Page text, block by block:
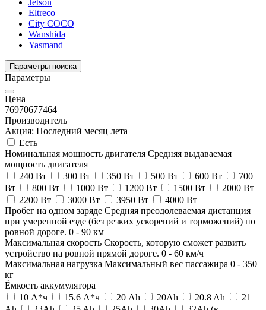
Eltreco
City COCO
Wanshida
Yasmand
Параметры поиска
Параметры
Цена
76970677464
Производитель
Акция: Последний месяц лета
Есть
Номинальная мощность двигателя Средняя выдаваемая
мощность двигателя
240 Вт
300 Вт 350 Вт 500 Вт 600 Вт
700
Вт
800 Вт 1000 Вт 1200 Вт 1500 Вт
2000 Вт
2200 Вт
3000 Вт 3950 Вт
4000 Вт
Пробег на одном заряде Средняя преодолеваемая дистанция
при умеренной езде (без резких ускорений и торможений) по
ровной дороге. 0 - 90 км
Максимальная скорость Скорость, которую сможет развить
устройство на ровной прямой дороге. 0 - 60 км/ч
Максимальная нагрузка Максимальный вес пассажира 0 - 350
кг
Ёмкость аккумулятора
10 А*ч
15.6 А*ч 20 Ah 20Ah 20.8 Ah
21